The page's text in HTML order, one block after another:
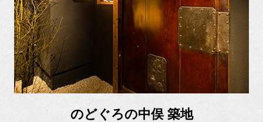
のどぐろの中俣 築地